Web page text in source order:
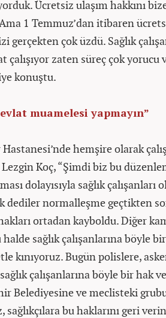
Ücretsiz ulaşım hakkını
1 Temmuz’dan itibaren
gerçekten çok üzdü. Sağlık
çalışıyor zaten süreç çok
konuştu.
muamelesi yapmayın”
hemşire olarak
Koç, “Şimdi biz bu
dolayısıyla sağlık çalışanları
dediler normalleşme geçtikten
ortadan kayboldu. Diğer
sağlık çalışanlarına böyle
kınıyoruz. Bugün polislere,
çalışanlarına böyle bir hak
Belediyesine ve meclisteki
bu haklarını geri